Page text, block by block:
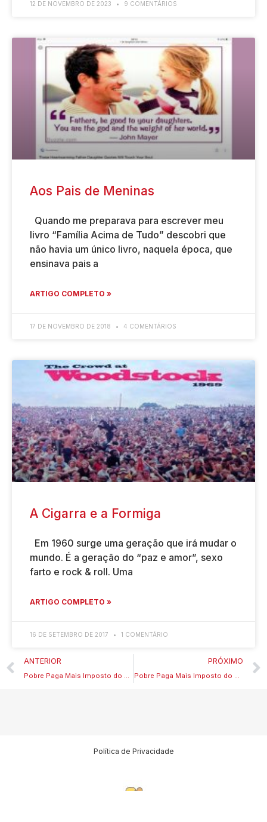
12 DE NOVEMBRO DE 2023 9 COMENTÁRIOS
Aos Pais de Meninas
Quando me preparava para escrever meu
livro “Família Acima de Tudo” descobri que
não havia um único livro, naquela época, que
ensinava pais a
ARTIGO COMPLETO »
17 DE NOVEMBRO DE 2018 4 COMENTÁRIOS
A Cigarra e a Formiga
Em 1960 surge uma geração que irá mudar o
mundo. É a geração do “paz e amor”, sexo
farto e rock & roll. Uma
ARTIGO COMPLETO »
16 DE SETEMBRO DE 2017 1 COMENTÁRIO
ANTERIOR PRÓXIMO
Política de Privacidade